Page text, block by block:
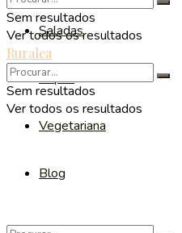
Saladas
Sopas
Vegetariana
Blog
Sem resultados
Ver todos os resultados
Ruralea
Sem resultados
Ver todos os resultados